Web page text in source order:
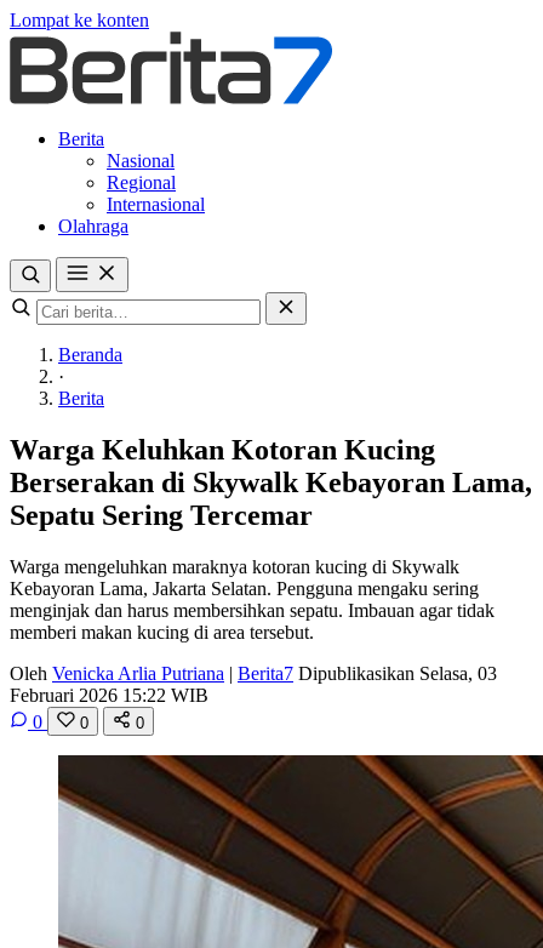
Lompat ke konten
Berita
Nasional
Regional
Internasional
Olahraga
Beranda
·
Berita
Warga Keluhkan Kotoran Kucing
Berserakan di Skywalk Kebayoran Lama,
Sepatu Sering Tercemar
Warga mengeluhkan maraknya kotoran kucing di Skywalk
Kebayoran Lama, Jakarta Selatan. Pengguna mengaku sering
menginjak dan harus membersihkan sepatu. Imbauan agar tidak
memberi makan kucing di area tersebut.
Oleh Venicka Arlia Putriana | Berita7 Dipublikasikan Selasa, 03
Februari 2026 15:22 WIB
0
0 0